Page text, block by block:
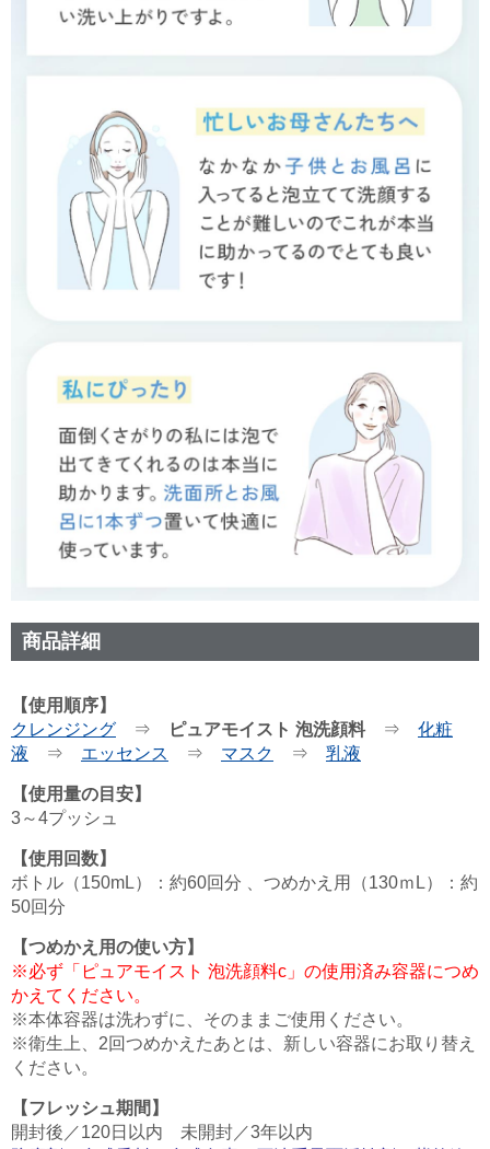
商品詳細
【使用順序】
クレンジング ⇒ ピュアモイスト 泡洗顔料⇒ 化粧
液 ⇒ エッセンス ⇒ マスク ⇒ 乳液
【使用量の目安】
3～4プッシュ
【使用回数】
ボトル（150mL）：約60回分 、つめかえ用（130ｍL）：約
50回分
【つめかえ用の使い方】
※必ず「ピュアモイスト 泡洗顔料c」の使用済み容器につめ
かえてください。
※本体容器は洗わずに、そのままご使用ください。
※衛生上、2回つめかえたあとは、新しい容器にお取り替え
ください。
【フレッシュ期間】
開封後／120日以内 未開封／3年以内